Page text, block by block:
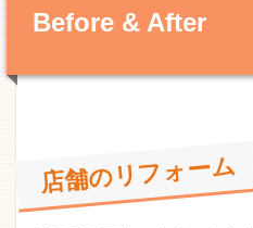
Before & After
店舗のリフォーム